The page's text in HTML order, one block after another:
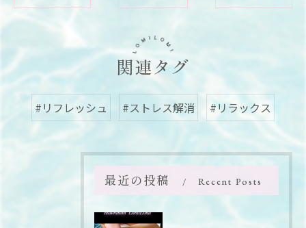
関連タグ
#リフレッシュ #ストレス解消 #リラックス
最近の投稿 Recent Posts